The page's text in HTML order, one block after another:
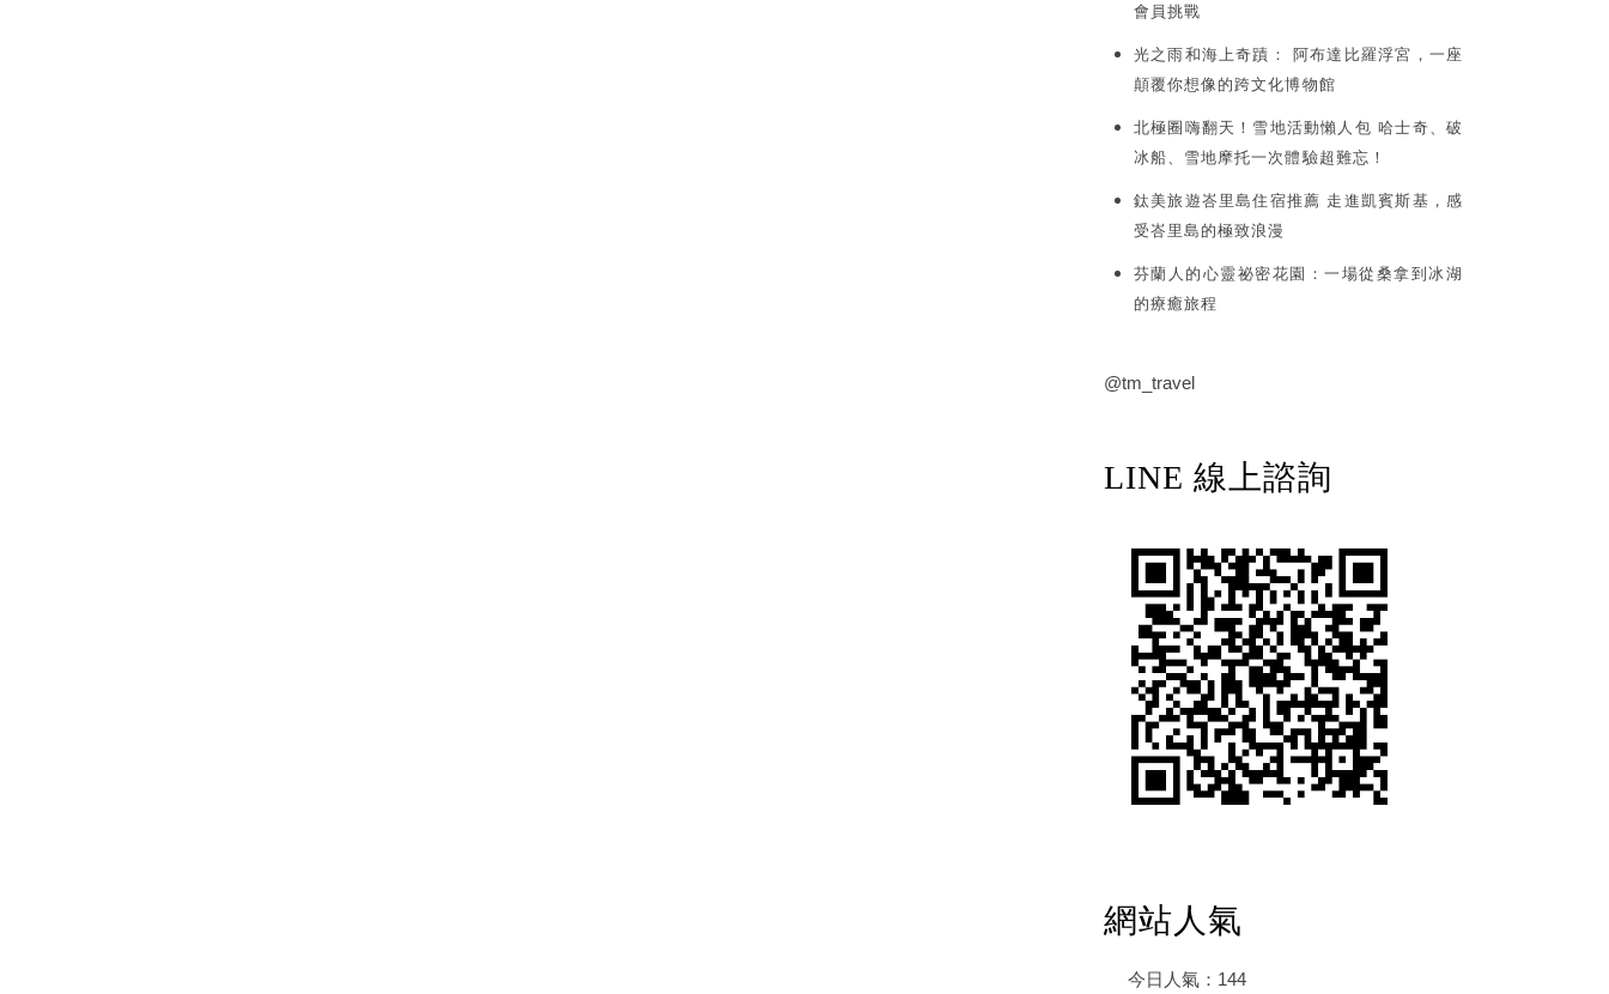
會員挑戰
光之雨和海上奇蹟： 阿布達比羅浮宮，一座
顛覆你想像的跨文化博物館
北極圈嗨翻天！雪地活動懶人包 哈士奇、破
冰船、雪地摩托一次體驗超難忘！
鈦美旅遊峇里島住宿推薦 走進凱賓斯基，感
受峇里島的極致浪漫
芬蘭人的心靈祕密花園：一場從桑拿到冰湖
的療癒旅程
@tm_travel
LINE 線上諮詢
網站人氣
今日人氣： 144